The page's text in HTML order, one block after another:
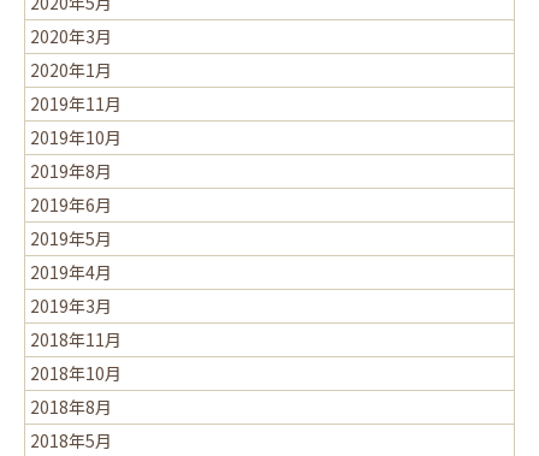
2020年3月
2020年1月
2019年11月
2019年10月
2019年8月
2019年6月
2019年5月
2019年4月
2019年3月
2018年11月
2018年10月
2018年8月
2018年5月